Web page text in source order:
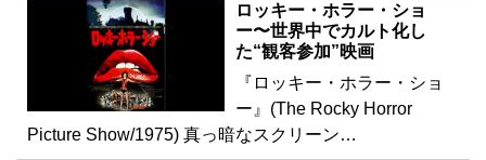
ロッキー・ホラー・ショ
ー〜世界中でカルト化し
た“観客参加”映画
『ロッキー・ホラー・ショ
ー』(The Rocky Horror
Picture Show/1975) 真っ暗なスクリーン…